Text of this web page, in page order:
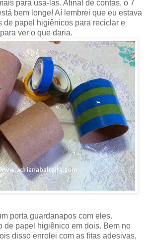
para usa-las. Afinal de contas, o 7
bem longe! Aí lembrei que eu estava
de papel higiênicos para reciclar e
ver o que daria.
porta guardanapos com eles.
de papel higiênico em dois. Bem no
disso enrolei com as fitas adesivas,